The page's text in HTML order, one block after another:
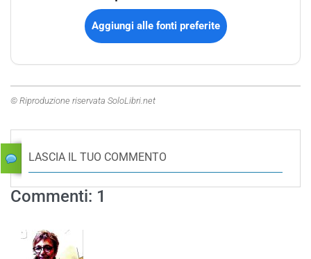
Aggiungi alle fonti preferite
© Riproduzione riservata SoloLibri.net
LASCIA IL TUO COMMENTO
Commenti: 1